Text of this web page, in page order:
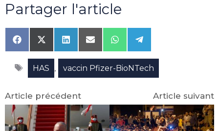
Partager l'article
Share
on
Facebook
Share
on
X
(Twitter)
Share
on
LinkedIn
Share
on
Email
Share
on
WhatsApp
Share
on
Telegram
Étiquettes
HAS , vaccin Pfizer-BioNTech
Article précédent Article suivant